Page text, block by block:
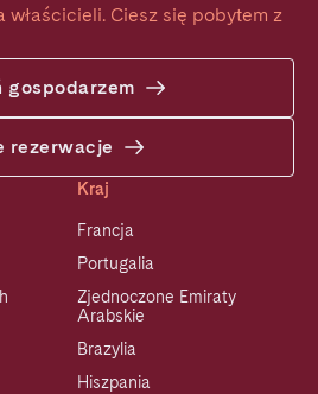
właścicieli. Ciesz się pobytem z
gospodarzem
rezerwacje
Kraj
Francja
Portugalia
Zjednoczone Emiraty
Arabskie
Brazylia
Hiszpania